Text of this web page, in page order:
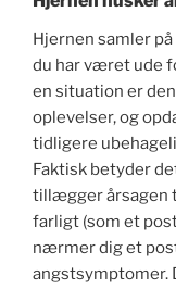
Hjernen samler
du har været ude
en situation er
oplevelser, og
tidligere
Faktisk betyder
tillægger årsagen
farligt (som et
nærmer dig et
angstsymptomer.